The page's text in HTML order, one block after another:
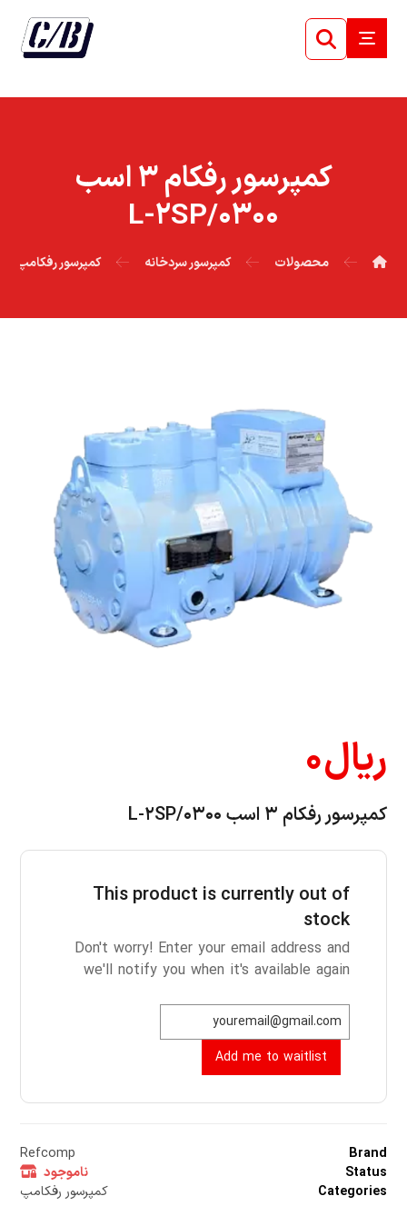
کمپرسور رفکام ۳ اسب
۰۳۰۰/L-۲SP
محصولات کمپرسور سردخانه کمپرسور رفکامپ
ریال۰
کمپرسور رفکام ۳ اسب ۰۳۰۰/L-۲SP
This product is currently out of
stock
Don't worry! Enter your email address and
we'll notify you when it's available again
Add me to waitlist
Brand
Refcomp
Status
ناموجود
Categories
کمپرسور رفکامپ